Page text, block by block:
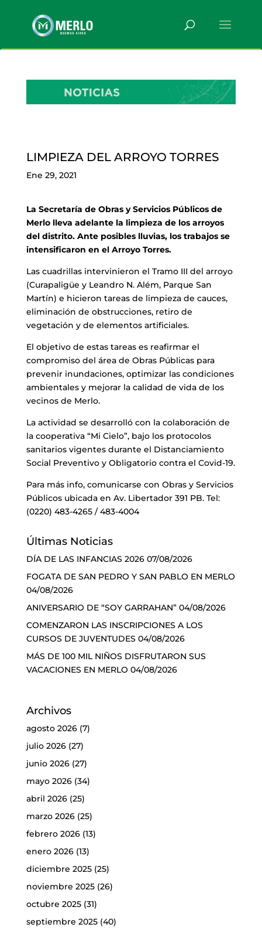
LIMPIEZA DEL ARROYO TORRES
Ene 29, 2021
La Secretaría de Obras y Servicios Públicos de
Merlo lleva adelante la limpieza de los arroyos
del distrito. Ante posibles lluvias, los trabajos se
intensificaron en el Arroyo Torres.
Las cuadrillas intervinieron el Tramo III del arroyo
(Curapaligüe y Leandro N. Além, Parque San
Martín) e hicieron tareas de limpieza de cauces,
eliminación de obstrucciones, retiro de
vegetación y de elementos artificiales.
El objetivo de estas tareas es reafirmar el
compromiso del área de Obras Públicas para
prevenir inundaciones, optimizar las condiciones
ambientales y mejorar la calidad de vida de los
vecinos de Merlo.
La actividad se desarrolló con la colaboración de
la cooperativa “Mi Cielo”, bajo los protocolos
sanitarios vigentes durante el Distanciamiento
Social Preventivo y Obligatorio contra el Covid-19.
Para más info, comunicarse con Obras y Servicios
Públicos ubicada en Av. Libertador 391 PB. Tel:
(0220) 483-4265 / 483-4004
Últimas Noticias
DÍA DE LAS INFANCIAS 2026 07/08/2026
FOGATA DE SAN PEDRO Y SAN PABLO EN MERLO
04/08/2026
ANIVERSARIO DE “SOY GARRAHAN” 04/08/2026
COMENZARON LAS INSCRIPCIONES A LOS
CURSOS DE JUVENTUDES 04/08/2026
MÁS DE 100 MIL NIÑOS DISFRUTARON SUS
VACACIONES EN MERLO 04/08/2026
Archivos
agosto 2026(7)
julio 2026(27)
junio 2026(27)
mayo 2026(34)
abril 2026(25)
marzo 2026(25)
febrero 2026(13)
enero 2026(13)
diciembre 2025(25)
noviembre 2025(26)
octubre 2025(31)
septiembre 2025(40)